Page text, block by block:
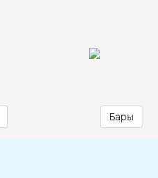
Бары